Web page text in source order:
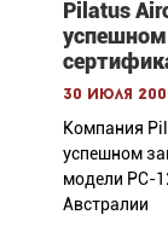
Pilatus
30 июля
Компания
успешном
модели PC-
Австралии